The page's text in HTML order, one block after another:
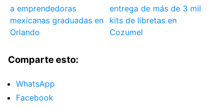
a emprendedoras
mexicanas graduadas en
Orlando
entrega de más de 3 mil
kits de libretas en
Cozumel
Comparte esto:
WhatsApp
Facebook